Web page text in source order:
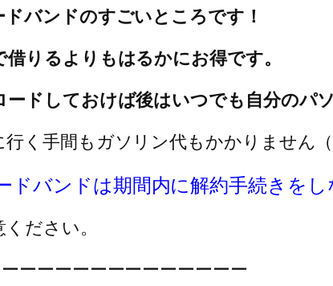
バンドのすごいところです！
りるよりもはるかにお得です。
ドしておけば後はいつでも自分のパ
行く手間もガソリン代もかかりません
ドバンドは期間内に解約手続きを
ださい。
ーーーーーーーーーーーーー